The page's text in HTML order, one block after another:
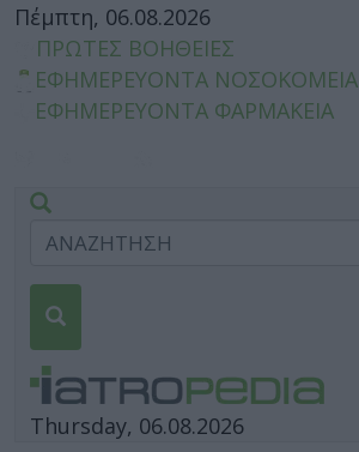
Πέμπτη, 06.08.2026
ΠΡΩΤΕΣ ΒΟΗΘΕΙΕΣ
ΕΦΗΜΕΡΕΥΟΝΤΑ ΝΟΣΟΚΟΜΕΙΑ
ΕΦΗΜΕΡΕΥΟΝΤΑ ΦΑΡΜΑΚΕΙΑ
Thursday, 06.08.2026